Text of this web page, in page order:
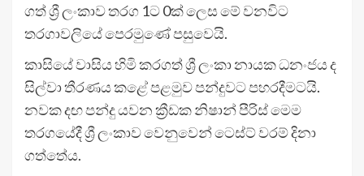
ගත් ශ්‍රී ලංකාව තරග 1ට 0ක් ලෙස මේ වනවිට
තරගාවලියේ පෙරමුණේ පසුවෙයි.
කාසියේ වාසිය හිමි කරගත් ශ්‍රී ලංකා නායක ධනංජය ද
සිල්වා තීරණය කළේ පළමුව පන්දුවට පහරදීමටයි.
නවක දඟ පන්දු යවන ක්‍රීඩක නිෂාන් පීරිස් මෙම
තරගයේදී ශ්‍රී ලංකාව වෙනුවෙන් ටෙස්ට් වරම් දිනා
ගත්තේය.